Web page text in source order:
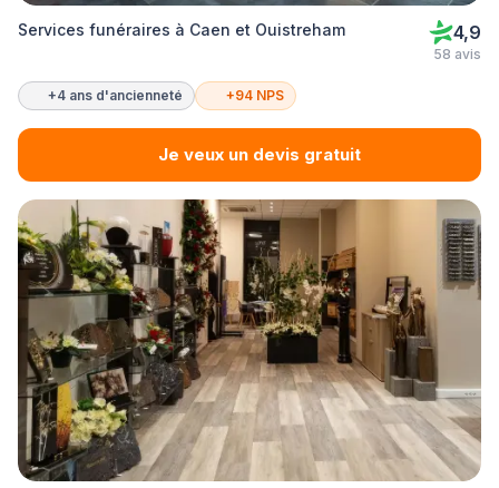
Services funéraires à Caen et Ouistreham 4,9
58 avis
+4 ans d'ancienneté +94 NPS
Je veux un devis gratuit